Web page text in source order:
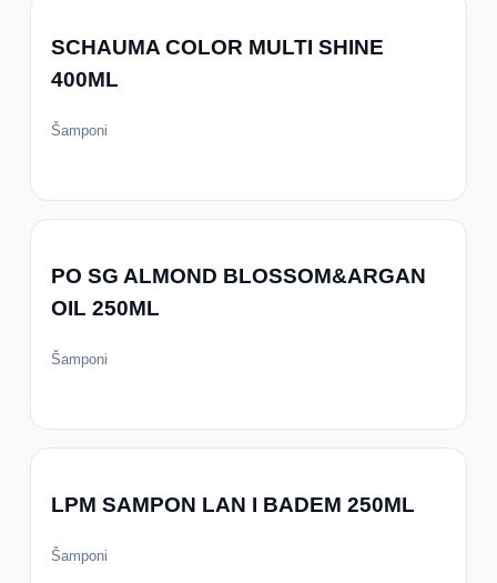
SCHAUMA COLOR MULTI SHINE
400ML
Šamponi
PO SG ALMOND BLOSSOM&ARGAN
OIL 250ML
Šamponi
LPM SAMPON LAN I BADEM 250ML
Šamponi